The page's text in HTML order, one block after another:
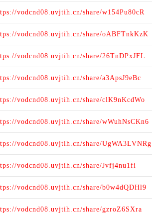
vodcnd08.uvjtih.cn/share/w154Pu80cR
vodcnd08.uvjtih.cn/share/oABFTnkKzK
vodcnd08.uvjtih.cn/share/26TnDPxJFL
vodcnd08.uvjtih.cn/share/a3ApsJ9eBc
vodcnd08.uvjtih.cn/share/clK9nKcdWo
vodcnd08.uvjtih.cn/share/wWuhNsCKn6
vodcnd08.uvjtih.cn/share/UgWA3LVNRg
vodcnd08.uvjtih.cn/share/Jvfj4nu1fi
vodcnd08.uvjtih.cn/share/b0w4dQDHl9
vodcnd08.uvjtih.cn/share/gzroZ6SXra